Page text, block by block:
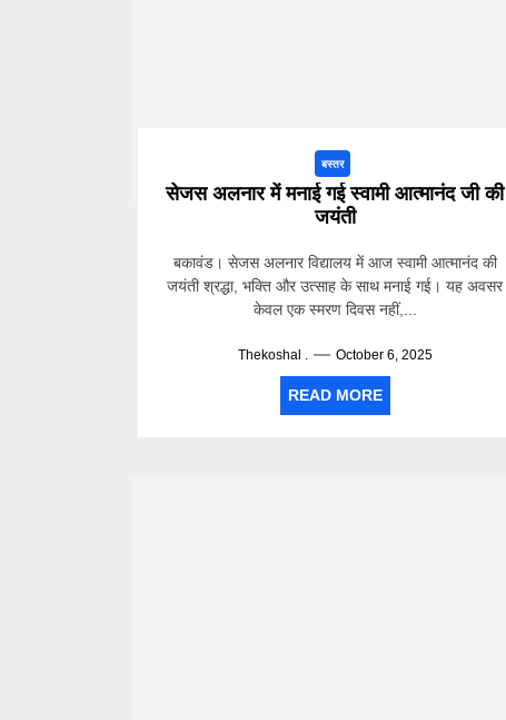
बस्तर
सेजस अलनार में मनाई गई स्वामी आत्मानंद जी की
जयंती
बकावंड। सेजस अलनार विद्यालय में आज स्वामी आत्मानंद की
जयंती श्रद्धा, भक्ति और उत्साह के साथ मनाई गई। यह अवसर
केवल एक स्मरण दिवस नहीं,...
Thekoshal . October 6, 2025
READ MORE